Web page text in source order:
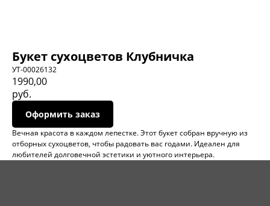
Букет сухоцветов Клубничка
УТ-00026132
1990,00
руб.
Оформить заказ
Вечная красота в каждом лепестке. Этот букет собран вручную из
отборных сухоцветов, чтобы радовать вас годами. Идеален для
любителей долговечной эстетики и уютного интерьера.